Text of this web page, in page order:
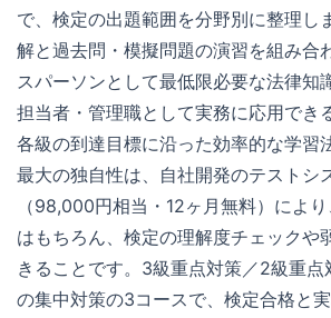
で、検定の出題範囲を分野別に整理し
解と過去問・模擬問題の演習を組み合
スパーソンとして最低限必要な法律知
担当者・管理職として実務に応用でき
各級の到達目標に沿った効率的な学習
最大の独自性は、自社開発のテストシ
（98,000円相当・12ヶ月無料）によ
はもちろん、検定の理解度チェックや
きることです。3級重点対策／2級重点
の集中対策の3コースで、検定合格と